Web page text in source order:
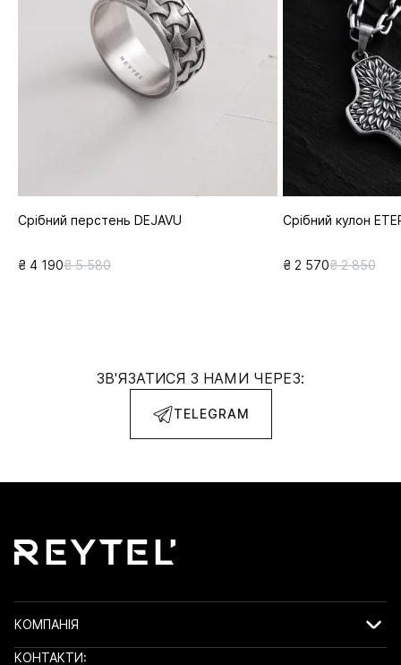
Срібний перстень DEJAVU
₴ 4 190₴ 5 580
Срібний кулон
₴ 2 570₴ 2 850
ЗВ'ЯЗАТИСЯ З НАМИ ЧЕРЕЗ:
TELEGRAM
КОМПАНІЯ
КОНТАКТИ: